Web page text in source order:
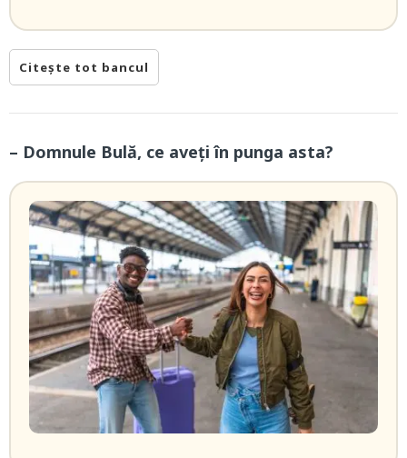
Citește tot bancul
– Domnule Bulă, ce aveți în punga asta?